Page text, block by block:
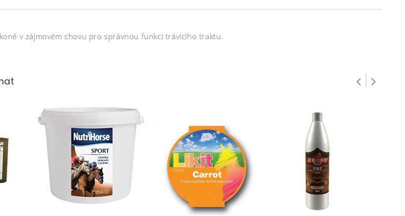
v zájmovém chovu pro správnou funkci trávicího traktu.